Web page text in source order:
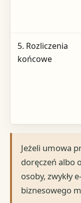
5. Rozliczenia
końcowe
Jeżeli umowa
doręczeń albo
osoby, zwykły
biznesowego